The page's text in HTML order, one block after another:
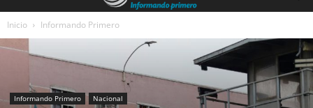
Inicio Informando Primero
Informando Primero Nacional